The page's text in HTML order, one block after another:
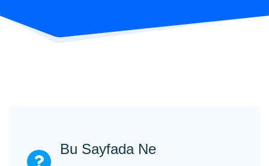
Bu Sayfada Ne